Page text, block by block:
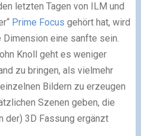
letzten Tagen von ILM und
Prime Focus gehört hat, wird
eine sanfte sein.
Knoll geht es weniger
zu bringen, als vielmehr
Bildern zu erzeugen
Szenen geben, die
der) 3D Fassung ergänzt